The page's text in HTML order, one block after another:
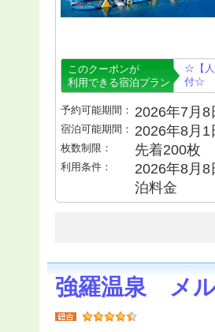
このクーポンが
利用できる宿泊プラン
☆【人
付☆
予約可能期間： 2026年7月
宿泊可能期間： 2026年8月
枚数制限： 先着200枚
利用条件：
2026年8月
泊料金
強羅温泉 メ